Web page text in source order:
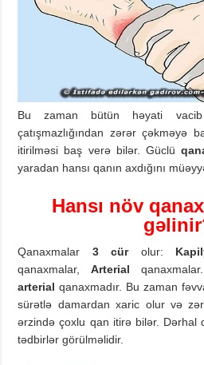
Bu zaman bütün həyati
çatışmazlığından zərər çəkməyə
itirilməsi baş verə bilər. Güclü
yaradan hansı qanın axdığını
Hansı növ q
Qanaxmalar 3 cür olur:
qanaxmalar, Arterial
arterial qanaxmadır. Bu zaman
sürətlə damardan xaric olur və
ərzində çoxlu qan itirə bilər. Dərhal
tədbirlər görülməlidir.